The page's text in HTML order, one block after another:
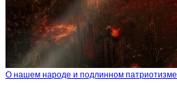
О нашем народе и подлинном патриотизме